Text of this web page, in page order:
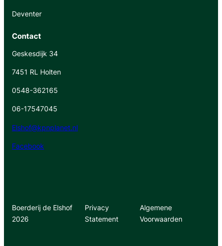
Deventer
Contact
Geskesdijk 34
7451 RL Holten
0548-362165
06-17547045
Elshof@kpnplanet.nl
Facebook
Boerderij de Elshof
2026
Privacy
Statement
Algemene
Voorwaarden